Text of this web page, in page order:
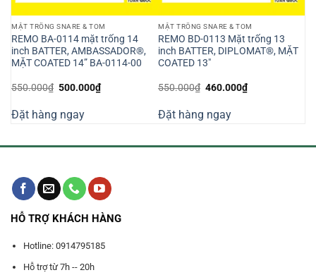
MẶT TRỐNG SNARE & TOM
REMO BA-0114 mặt trống 14
inch BATTER, AMBASSADOR®,
MẶT COATED 14” BA-0114-00
550.000₫ Giá
550.000₫.
500.000₫Giá
hiện
Đặt hàng ngay
MẶT TRỐNG SNARE & TOM
REMO BD-0113 Mặt trống 13
inch BATTER, DIPLOMAT®, MẶT
COATED 13″
550.000₫ Giá
550.000₫.
460.000₫Giá
hiện
Đặt hàng ngay
HỖ TRỢ KHÁCH HÀNG
Hotline: 0914795185
Hỗ trợ từ 7h -- 20h